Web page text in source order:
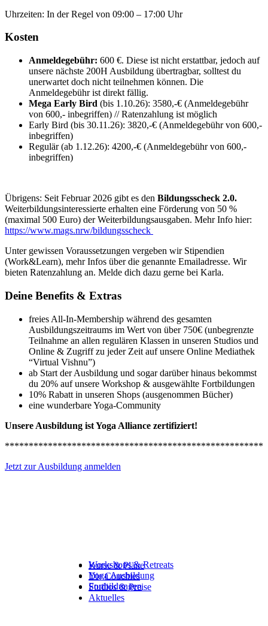
Uhrzeiten: In der Regel von 09:00 – 17:00 Uhr
Kosten
Anmeldegebühr: 600 €. Diese ist nicht erstattbar, jedoch auf
unsere nächste 200H Ausbildung übertragbar, solltest du
unerwartet doch nicht teilnehmen können. Die
Anmeldegebühr ist direkt fällig.
Mega Early Bird (bis 1.10.26): 3580,-€ (Anmeldegebühr
von 600,- inbegriffen) // Ratenzahlung ist möglich
Early Bird (bis 30.11.26): 3820,-€ (Anmeldegebühr von 600,-
inbegriffen)
Regulär (ab 1.12.26): 4200,-€ (Anmeldegebühr von 600,-
inbegriffen)
Übrigens: Seit Februar 2026 gibt es den Bildungsscheck 2.0.
Weiterbildungsinteressierte erhalten eine Förderung von 50 %
(maximal 500 Euro) der Weiterbildungsausgaben. Mehr Info hier:
https://www.mags.nrw/bildungsscheck
Unter gewissen Voraussetzungen vergeben wir Stipendien
(Work&Learn), mehr Infos über die genannte Emailadresse. Wir
bieten Ratenzahlung an. Melde dich dazu gerne bei Karla.
Deine Benefits & Extras
freies All-In-Membership während des gesamten
Ausbildungszeitraums im Wert von über 750€ (unbegrenzte
Teilnahme an allen regulären Klassen in unseren Studios und
Online & Zugriff zu jeder Zeit auf unsere Online Mediathek
“Virtual Vishnu”)
ab Start der Ausbildung und sogar darüber hinaus bekommst
du 20% auf unsere Workshop & ausgewählte Fortbildungen
10% Rabatt in unseren Shops (ausgenommen Bücher)
eine wunderbare Yoga-Community
Unsere Ausbildung ist Yoga Alliance zertifiziert!
******************************************************
Jetzt zur Ausbildung anmelden
Kurse & Pläne
Die Couchies
Studios & Preise
Aktuelles
Workshops & Retreats
Yoga Ausbildung
Fortbildungen